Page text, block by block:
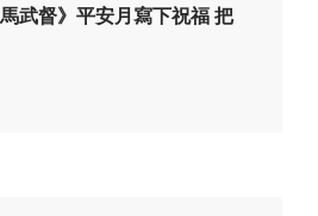
武督》平安月寫下祝福 把